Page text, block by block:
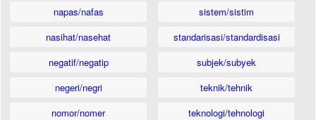
napas/nafas
nasihat/nasehat
negatif/negatip
negeri/negri
nomor/nomer
sistem/sistim
standarisasi/standardisasi
subjek/subyek
teknik/tehnik
teknologi/tehnologi